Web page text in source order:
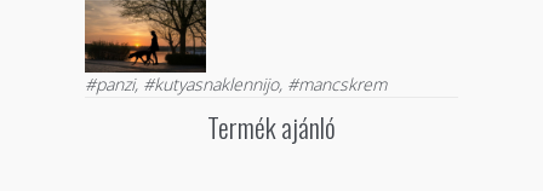
#panzi, #kutyasnaklennijo, #mancskrem
Termék ajánló